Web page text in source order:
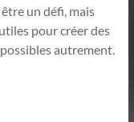
un défi, mais
pour créer des
autrement.